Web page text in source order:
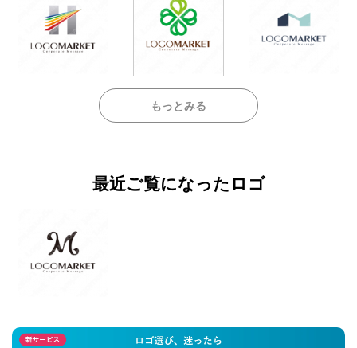
もっとみる
最近ご覧になったロゴ